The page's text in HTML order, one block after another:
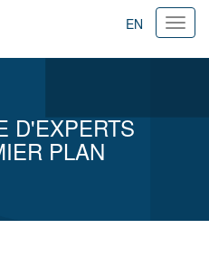
EN
Ouvrir
D'EXPERTS
PLAN